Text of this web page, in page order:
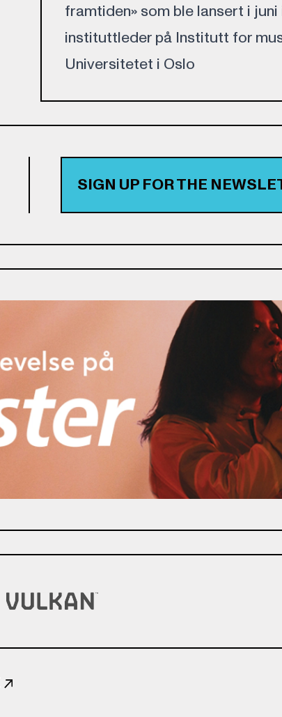
framtiden» som ble lansert i juni
instituttleder på Institutt for
Universitetet i Oslo
SIGN UP FOR THE